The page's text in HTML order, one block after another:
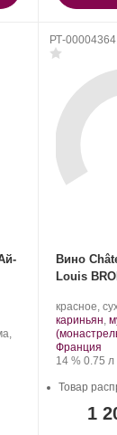
РТ-00004364
Вино
Louis
Château
de
Saint
Louis.
красное,
кариньян,
Регион:
Франция
Крепость
14 %. Объем
0.75 л
1
Товар